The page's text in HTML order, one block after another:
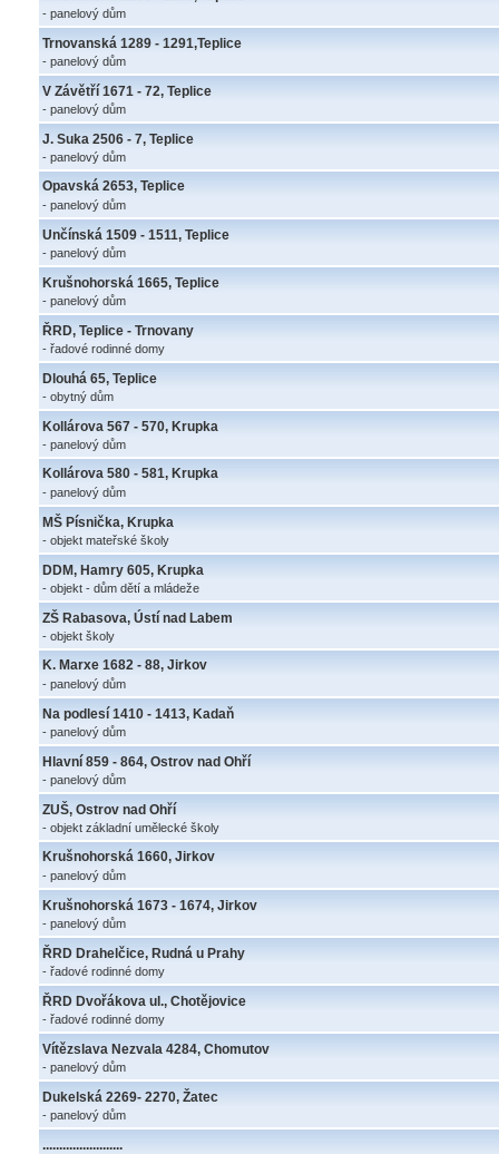
- panelový dům
Trnovanská 1289 - 1291,Teplice
- panelový dům
V Závětří 1671 - 72, Teplice
- panelový dům
J. Suka 2506 - 7, Teplice
- panelový dům
Opavská 2653, Teplice
- panelový dům
Unčínská 1509 - 1511, Teplice
- panelový dům
Krušnohorská 1665, Teplice
- panelový dům
ŘRD, Teplice - Trnovany
- řadové rodinné domy
Dlouhá 65, Teplice
- obytný dům
Kollárova 567 - 570, Krupka
- panelový dům
Kollárova 580 - 581, Krupka
- panelový dům
MŠ Písnička, Krupka
- objekt mateřské školy
DDM, Hamry 605, Krupka
- objekt - dům dětí a mládeže
ZŠ Rabasova, Ústí nad Labem
- objekt školy
K. Marxe 1682 - 88, Jirkov
- panelový dům
Na podlesí 1410 - 1413, Kadaň
- panelový dům
Hlavní 859 - 864, Ostrov nad Ohří
- panelový dům
ZUŠ, Ostrov nad Ohří
- objekt základní umělecké školy
Krušnohorská 1660, Jirkov
- panelový dům
Krušnohorská 1673 - 1674, Jirkov
- panelový dům
ŘRD Drahelčice, Rudná u Prahy
- řadové rodinné domy
ŘRD Dvořákova ul., Chotějovice
- řadové rodinné domy
Vítězslava Nezvala 4284, Chomutov
- panelový dům
Dukelská 2269- 2270, Žatec
- panelový dům
........................